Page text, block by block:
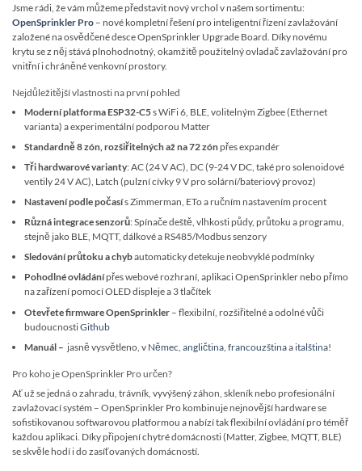
Jsme rádi, že vám můžeme představit nový vrchol v našem sortimentu:
OpenSprinkler Pro – nové kompletní řešení pro inteligentní řízení zavlažování
založené na osvědčené desce OpenSprinkler Upgrade Board. Díky novému
krytu se z něj stává plnohodnotný, okamžitě použitelný ovladač zavlažování pro
vnitřní i chráněné venkovní prostory.
Nejdůležitější vlastnosti na první pohled
Moderní platforma ESP32-C5s WiFi 6, BLE, volitelným Zigbee (Ethernet
varianta) a experimentální podporou Matter
Standardně 8 zón, rozšiřitelných až na 72 zón přes expandér
Tři hardwarové varianty: AC (24 V AC), DC (9-24 V DC, také pro solenoidové
ventily 24 V AC), Latch (pulzní cívky 9 V pro solární/bateriový provoz)
Nastavení podle počasís Zimmerman, ETo a ručním nastavením procent
Různá integrace senzorů: Spínače deště, vlhkosti půdy, průtoku a programu,
stejně jako BLE, MQTT, dálkové a RS485/Modbus senzory
Sledování průtoku a chybautomaticky detekuje neobvyklé podmínky
Pohodlné ovládánípřes webové rozhraní, aplikaci OpenSprinkler nebo přímo
na zařízení pomocí OLED displeje a 3 tlačítek
Otevřete firmware OpenSprinkler – flexibilní, rozšiřitelné a odolné vůči
budoucnostiGithub
Manuál – jasně vysvětleno, v Němec ,angličtina ,francouzštinaa italština!
Pro koho je OpenSprinkler Pro určen?
Ať už se jedná o zahradu, trávník, vyvýšený záhon, skleník nebo profesionální
zavlažovací systém – OpenSprinkler Pro kombinuje nejnovější hardware se
sofistikovanou softwarovou platformou a nabízí tak flexibilní ovládání pro téměř
každou aplikaci. Díky připojení chytré domácnosti (Matter, Zigbee, MQTT, BLE)
se skvěle hodí i do zasíťovaných domácností.